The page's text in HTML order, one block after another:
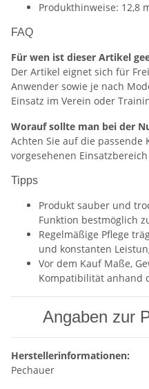
Produkthinweise: 12,8
FAQ
Für wen ist dieser Artikel
Der Artikel eignet sich für
Anwender sowie je nach
Einsatz im Verein oder
Worauf sollte man bei der
Achten Sie auf die
vorgesehenen
Tipps
Produkt sauber und
Funktion bestmöglich
Regelmäßige Pflege
und konstanten
Vor dem Kauf Maße,
Kompatibilität anhand
Angaben zur
Herstellerinformationen:
Pechauer